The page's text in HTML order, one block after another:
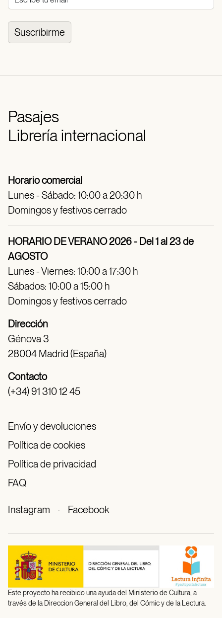
Suscribirme
Pasajes
Librería internacional
Horario comercial
Lunes - Sábado: 10:00 a 20:30 h
Domingos y festivos cerrado
HORARIO DE VERANO 2026 - Del 1 al 23 de
AGOSTO
Lunes - Viernes: 10:00 a 17:30 h
Sábados: 10:00 a 15:00 h
Domingos y festivos cerrado
Dirección
Génova 3
28004 Madrid (España)
Contacto
(+34) 91 310 12 45
Envío y devoluciones
Política de cookies
Política de privacidad
FAQ
Instagram · Facebook
Este proyecto ha recibido una ayuda del Ministerio de Cultura, a
través de la Direccion General del Libro, del Cómic y de la Lectura.